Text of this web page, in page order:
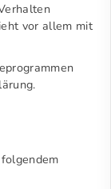
vor allem mit